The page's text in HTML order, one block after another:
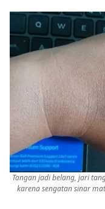
Tangan jadi belang, jari
karena sengatan sinar